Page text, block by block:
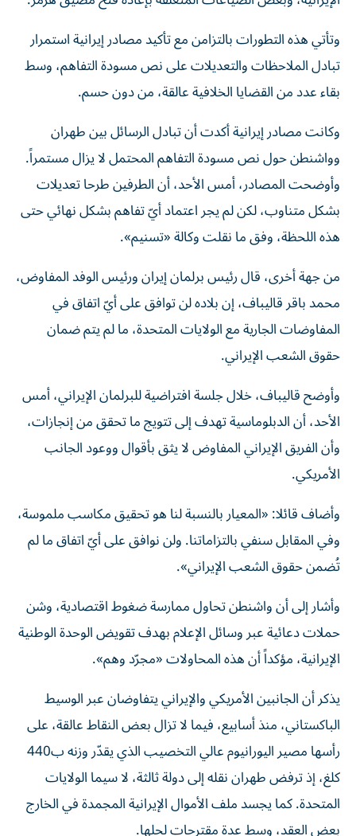
وتأتي هذه التطورات بالتزامن مع تأكيد مصادر إيرانية استمرار
تبادل الملاحظات والتعديلات على نص مسودة التفاهم، وسط
بقاء عدد من القضايا الخلافية عالقة، من دون حسم.
وكانت مصادر إيرانية أكدت أن تبادل الرسائل بين طهران
وواشنطن حول نص مسودة التفاهم المحتمل لا يزال مستمراً.
وأوضحت المصادر، أمس الأحد، أن الطرفين طرحا تعديلات
بشكل متناوب، لكن لم يجر اعتماد أيّ تفاهم بشكل نهائي حتى
هذه اللحظة، وفق ما نقلت وكالة «تسنيم».
من جهة أخرى، قال رئيس برلمان إيران ورئيس الوفد المفاوض،
محمد باقر قاليباف، إن بلاده لن توافق على أيّ اتفاق في
المفاوضات الجارية مع الولايات المتحدة، ما لم يتم ضمان
حقوق الشعب الإيراني.
وأوضح قاليباف، خلال جلسة افتراضية للبرلمان الإيراني، أمس
الأحد، أن الدبلوماسية تهدف إلى تتويج ما تحقق من إنجازات،
وأن الفريق الإيراني المفاوض لا يثق بأقوال ووعود الجانب
الأمريكي.
وأضاف قائلا: «المعيار بالنسبة لنا هو تحقيق مكاسب ملموسة،
وفي المقابل سنفي بالتزاماتنا. ولن نوافق على أيّ اتفاق ما لم
تُضمن حقوق الشعب الإيراني».
وأشار إلى أن واشنطن تحاول ممارسة ضغوط اقتصادية، وشن
حملات دعائية عبر وسائل الإعلام بهدف تقويض الوحدة الوطنية
الإيرانية، مؤكداً أن هذه المحاولات «مجرّد وهم».
يذكر أن الجانبين الأمريكي والإيراني يتفاوضان عبر الوسيط
الباكستاني، منذ أسابيع، فيما لا تزال بعض النقاط عالقة، على
رأسها مصير اليورانيوم عالي التخصيب الذي يقدّر وزنه ب440
كلغ، إذ ترفض طهران نقله إلى دولة ثالثة، لا سيما الولايات
المتحدة. كما يجسد ملف الأموال الإيرانية المجمدة في الخارج